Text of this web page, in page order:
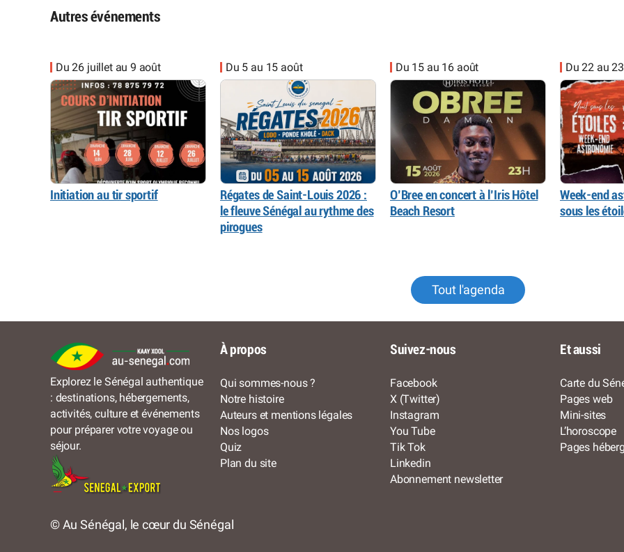
Autres événements
Du 26 juillet au 9 août
Initiation au tir sportif
Du 5 au 15 août
Régates de Saint-Louis 2026 :
le fleuve Sénégal au rythme des
pirogues
Du 15 au 16 août
O’Bree en concert à l’Iris Hôtel
Beach Resort
Du 22 au
Week-end
sous les
Tout l'agenda
Explorez le Sénégal authentique
: destinations, hébergements,
activités, culture et événements
pour préparer votre voyage ou
séjour.
À propos
Qui sommes-nous ?
Notre histoire
Auteurs et mentions légales
Nos logos
Quiz
Plan du site
Suivez-nous
Facebook
X (Twitter)
Instagram
You Tube
Tik Tok
Linkedin
Abonnement newsletter
Et aussi
Carte du
Pages web
Mini-sites
L’horoscope
Pages
© Au Sénégal, le cœur du Sénégal